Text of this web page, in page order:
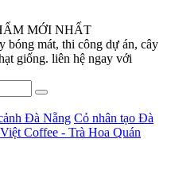
MỚI NHẤT
bóng mát, thi công dự án, cây
giống. liên hệ ngay với
Đà Nẵng Cỏ nhân tạo Đà
Coffee - Trà Hoa Quán